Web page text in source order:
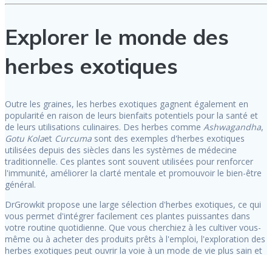
Explorer le monde des
herbes exotiques
Outre les graines, les herbes exotiques gagnent également en
popularité en raison de leurs bienfaits potentiels pour la santé et
de leurs utilisations culinaires. Des herbes comme Ashwagandha,
Gotu Kolaet Curcuma sont des exemples d'herbes exotiques
utilisées depuis des siècles dans les systèmes de médecine
traditionnelle. Ces plantes sont souvent utilisées pour renforcer
l'immunité, améliorer la clarté mentale et promouvoir le bien-être
général.
DrGrowkit propose une large sélection d'herbes exotiques, ce qui
vous permet d'intégrer facilement ces plantes puissantes dans
votre routine quotidienne. Que vous cherchiez à les cultiver vous-
même ou à acheter des produits prêts à l'emploi, l'exploration des
herbes exotiques peut ouvrir la voie à un mode de vie plus sain et